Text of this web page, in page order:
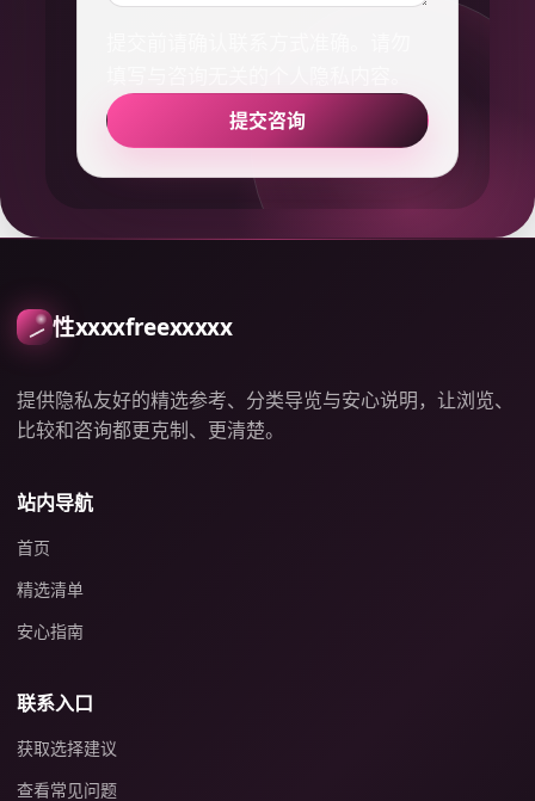
提交咨询
性xxxxfreexxxxx
提供隐私友好的精选参考、分类导览与安心说明，让浏览、
比较和咨询都更克制、更清楚。
站内导航
首页
精选清单
安心指南
联系入口
获取选择建议
查看常见问题